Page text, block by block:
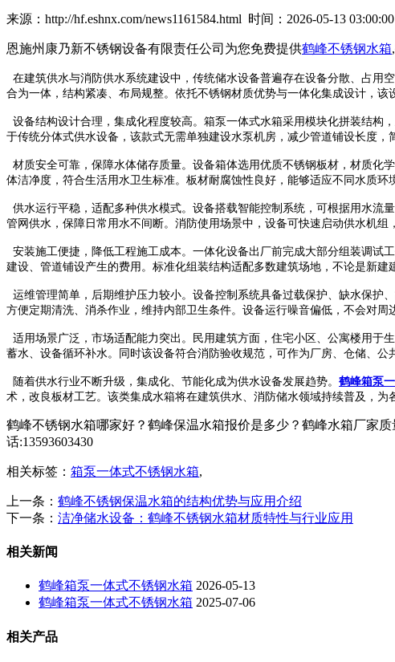
来源：http://hf.eshnx.com/news1161584.html 时间：2026-05-13 03:00:00
恩施州康乃新不锈钢设备有限责任公司为您免费提供鹤峰不锈钢水箱
在建筑供水与消防供水系统建设中，传统储水设备普遍存在设备分散、占用
合为一体，结构紧凑、布局规整。依托不锈钢材质优势与一体化集成设计，
设备结构设计合理，集成化程度较高。箱泵一体式水箱采用模块化拼装结构
于传统分体式供水设备，该款式无需单独建设水泵机房，减少管道铺设长度
材质安全可靠，保障水体储存质量。设备箱体选用优质不锈钢板材，材质化
体洁净度，符合生活用水卫生标准。板材耐腐蚀性良好，能够适应不同水质
供水运行平稳，适配多种供水模式。设备搭载智能控制系统，可根据用水流
管网供水，保障日常用水不间断。消防使用场景中，设备可快速启动供水机
安装施工便捷，降低工程施工成本。一体化设备出厂前完成大部分组装调试
建设、管道铺设产生的费用。标准化组装结构适配多数建筑场地，不论是新建
运维管理简单，后期维护压力较小。设备控制系统具备过载保护、缺水保护
方便定期清洗、消杀作业，维持内部卫生条件。设备运行噪音偏低，不会对周
适用场景广泛，市场适配能力突出。民用建筑方面，住宅小区、公寓楼用于
蓄水、设备循环补水。同时该设备符合消防验收规范，可作为厂房、仓储、公
随着供水行业不断升级，集成化、节能化成为供水设备发展趋势。 鹤峰箱泵
术，改良板材工艺。该类集成水箱将在建筑供水、消防储水领域持续普及，
鹤峰不锈钢水箱哪家好？鹤峰保温水箱报价是多少？鹤峰水箱厂家
话:13593603430
相关标签： 箱泵一体式不锈钢水箱,
上一条： 鹤峰不锈钢保温水箱的结构优势与应用介绍
下一条： 洁净储水设备：鹤峰不锈钢水箱材质特性与行业应用
相关新闻
鹤峰箱泵一体式不锈钢水箱 2026-05-13
鹤峰箱泵一体式不锈钢水箱 2025-07-06
相关产品